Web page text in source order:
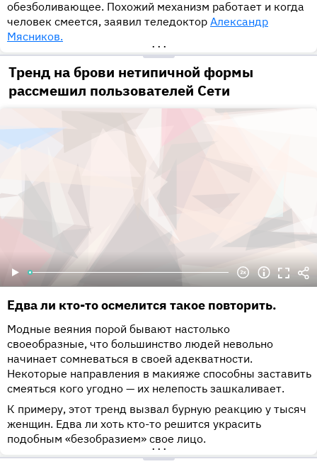
обезболивающее. Похожий механизм работает и когда
человек смеется, заявил теледоктор Александр
Мясников.
•••
Тренд на брови нетипичной формы
рассмешил пользователей Сети
Едва ли кто-то осмелится такое повторить.
Модные веяния порой бывают настолько
своеобразные, что большинство людей невольно
начинает сомневаться в своей адекватности.
Некоторые направления в макияже способны заставить
смеяться кого угодно — их нелепость зашкаливает.
К примеру, этот тренд вызвал бурную реакцию у тысяч
женщин. Едва ли хоть кто-то решится украсить
подобным «безобразием» свое лицо.
•••